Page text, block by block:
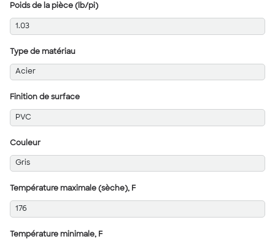
Poids de la pièce (lb/pi)
1.03
Type de matériau
Acier
Finition de surface
PVC
Couleur
Gris
Température maximale (sèche), F
176
Température minimale, F